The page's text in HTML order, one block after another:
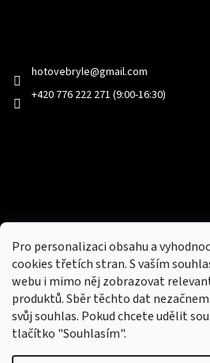
Pro personalizaci obsahu a
cookies třetích stran. S vaším
webu i mimo něj zobrazovat
produktů. Sběr těchto dat
svůj souhlas. Pokud chcete udělit
tlačítko "Souhlasím".
hotovebryle@gmail.com
+420 776 222 271 (9:00-16:30)
Nový obchod s batohy, cestovními